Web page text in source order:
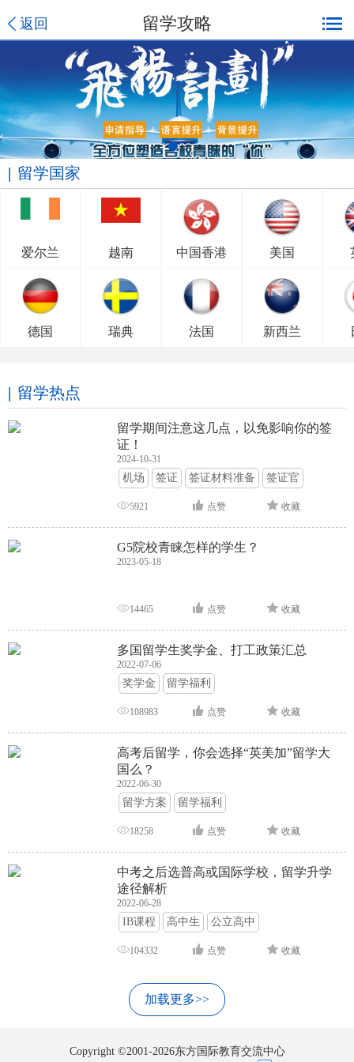
返回 留学攻略
留学国家
爱尔兰 越南 中国香港 美国
德国 瑞典 法国 新西兰
留学热点
留学期间注意这几点，以免影响你的签
证！
2024-10-31
机场 签证 签证材料准备 签证官
签证面试 签证申请攻略
5921 点赞 收藏
G5院校青睐怎样的学生？
2023-05-18
14465 点赞 收藏
多国留学生奖学金、打工政策汇总
2022-07-06
奖学金 留学福利
108983 点赞 收藏
高考后留学，你会选择“英美加”留学大
国么？
2022-06-30
留学方案 留学福利
18258 点赞 收藏
中考之后选普高或国际学校，留学升学
途径解析
2022-06-28
IB课程 高中生 公立高中
104332 点赞 收藏
加载更多>>
Copyright ©2001-2026东方国际教育交流中心